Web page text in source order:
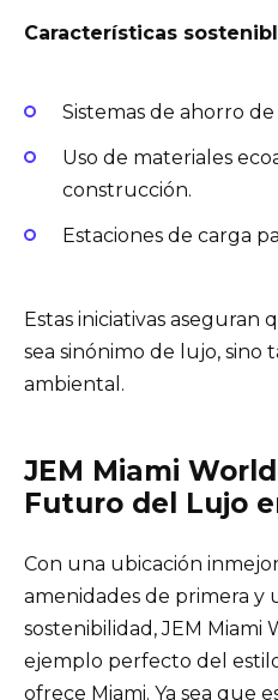
Características
Sistemas de ahorro
Uso de materiales
construcción.
Estaciones de carga
Estas iniciativas aseguran
sea sinónimo de lujo, sino
ambiental.
JEM Miami
Futuro del Lujo
Con una ubicación
amenidades de primera y
sostenibilidad, JEM Miami
ejemplo perfecto del
ofrece Miami. Ya sea que